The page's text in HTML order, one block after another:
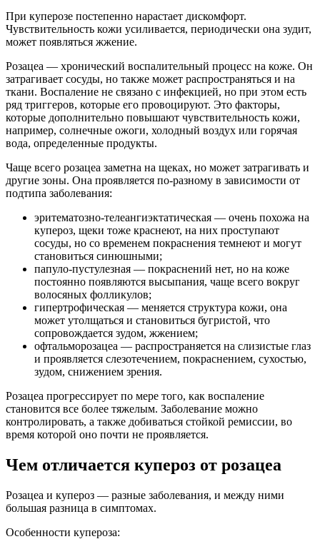
При куперозе постепенно нарастает дискомфорт.
Чувствительность кожи усиливается, периодически она зудит,
может появляться жжение.
Розацеа — хронический воспалительный процесс на коже. Он
затрагивает сосуды, но также может распространяться и на
ткани. Воспаление не связано с инфекцией, но при этом есть
ряд триггеров, которые его провоцируют. Это факторы,
которые дополнительно повышают чувствительность кожи,
например, солнечные ожоги, холодный воздух или горячая
вода, определенные продукты.
Чаще всего розацеа заметна на щеках, но может затрагивать и
другие зоны. Она проявляется по-разному в зависимости от
подтипа заболевания:
эритематозно-телеангиэктатическая — очень похожа на
купероз, щеки тоже краснеют, на них проступают
сосуды, но со временем покраснения темнеют и могут
становиться синюшными;
папуло-пустулезная — покраснений нет, но на коже
постоянно появляются высыпания, чаще всего вокруг
волосяных фолликулов;
гипертрофическая — меняется структура кожи, она
может утолщаться и становиться бугристой, что
сопровождается зудом, жжением;
офтальморозацеа — распространяется на слизистые глаз
и проявляется слезотечением, покраснением, сухостью,
зудом, снижением зрения.
Розацеа прогрессирует по мере того, как воспаление
становится все более тяжелым. Заболевание можно
контролировать, а также добиваться стойкой ремиссии, во
время которой оно почти не проявляется.
Чем отличается купероз от розацеа
Розацеа и купероз — разные заболевания, и между ними
большая разница в симптомах.
Особенности купероза: